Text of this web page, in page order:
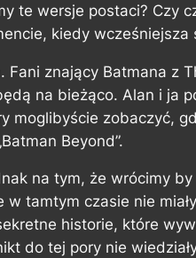
te wersje postaci? Czy
kiedy wcześniejsza
Fani znający Batmana z
na bieżąco. Alan i ja
moglibyście zobaczyć,
Beyond”.
na tym, że wrócimy by
tamtym czasie nie
historie, które
do tej pory nie